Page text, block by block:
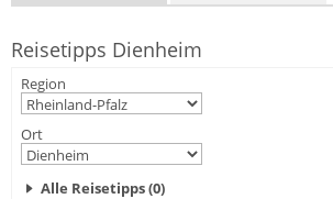
Reisetipps Dienheim
Region
Ort
Alle Reisetipps (0)